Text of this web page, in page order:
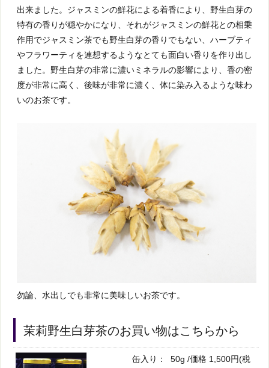
出来ました。ジャスミンの鮮花による着香により、野生白芽の
特有の香りが穏やかになり、それがジャスミンの鮮花との相乗
作用でジャスミン茶でも野生白芽の香りでもない、ハーブティ
やフラワーティを連想するようなとても面白い香りを作り出し
ました。野生白芽の非常に濃いミネラルの影響により、香の密
度が非常に高く、後味が非常に濃く、体に染み入るような味わ
いのお茶です。
勿論、水出しでも非常に美味しいお茶です。
茉莉野生白芽茶のお買い物はこちらから
缶入り： 50g /価格 1,500円(税